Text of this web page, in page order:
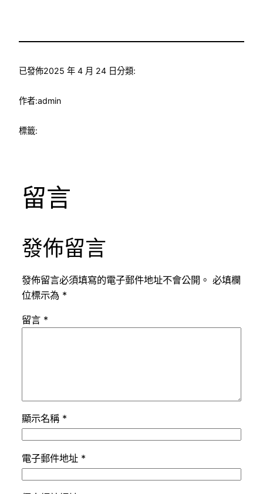
已發佈2025 年 4 月 24 日分類:
作者:admin
標籤:
留言
發佈留言
發佈留言必須填寫的電子郵件地址不會公開。 必填欄
位標示為 *
留言 *
顯示名稱 *
電子郵件地址 *